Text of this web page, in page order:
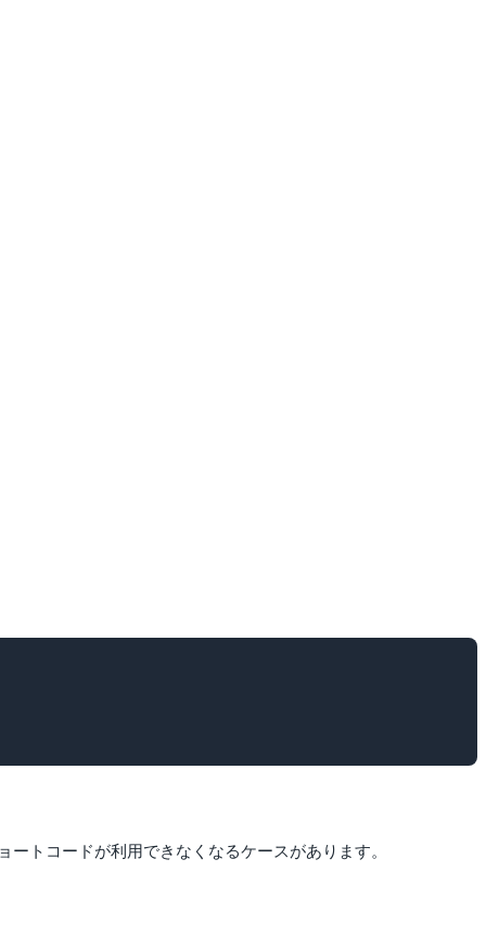
トコードが利用できなくなるケースがあります。